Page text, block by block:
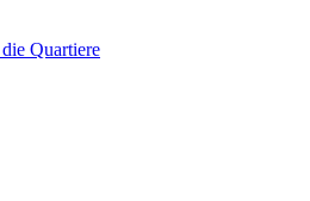
Quartiere